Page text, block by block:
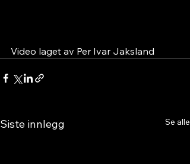
Video laget av Per Ivar Jaksland
Siste innlegg Se alle